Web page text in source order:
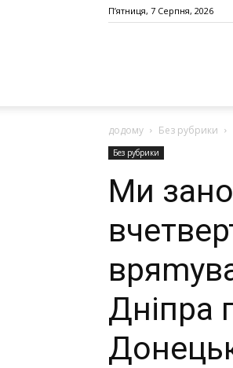
П’ятниця, 7 Серпня, 2026
додому Без рубрики
Без рубрики
Ми
Дніпра